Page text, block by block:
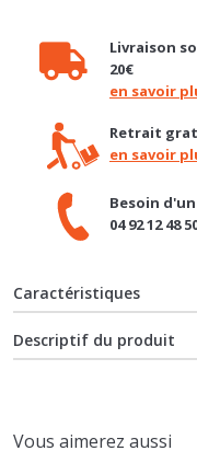
Livraison
20€
en savoir
Retrait
en savoir
Besoin
04 92 12
Caractéristiques
Descriptif du produit
Vous aimerez aussi